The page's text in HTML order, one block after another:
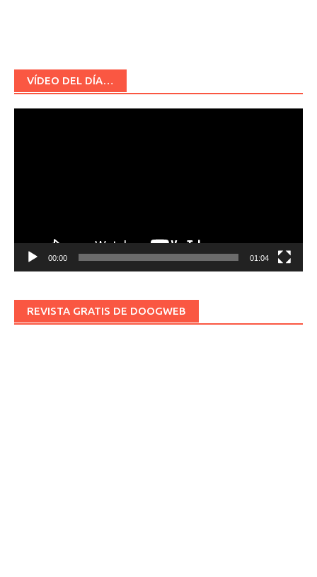
VÍDEO DEL DÍA…
00:00 01:04
REVISTA GRATIS DE DOOGWEB